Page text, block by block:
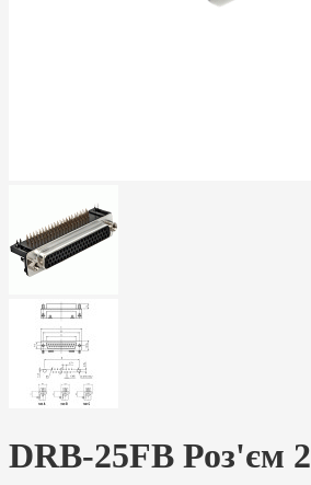
DRB-25FB Роз'єм